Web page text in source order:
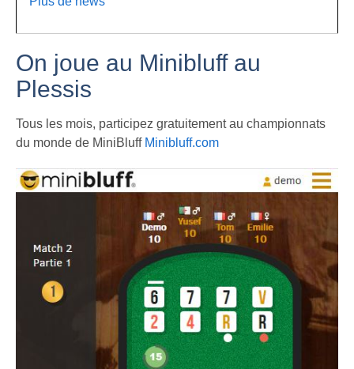
On joue au Minibluff au
Plessis
Tous les mois, participez gratuitement au championnats
du monde de MiniBluff Minibluff.com